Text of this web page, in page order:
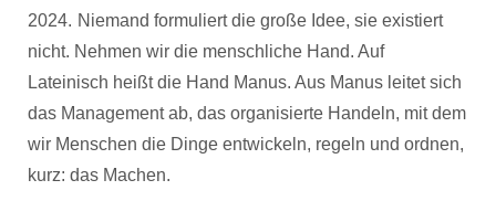
2024. Niemand formuliert die große Idee, sie existiert
nicht. Nehmen wir die menschliche Hand. Auf
Lateinisch heißt die Hand Manus. Aus Manus leitet sich
das Management ab, das organisierte Handeln, mit dem
wir Menschen die Dinge entwickeln, regeln und ordnen,
kurz: das Machen.